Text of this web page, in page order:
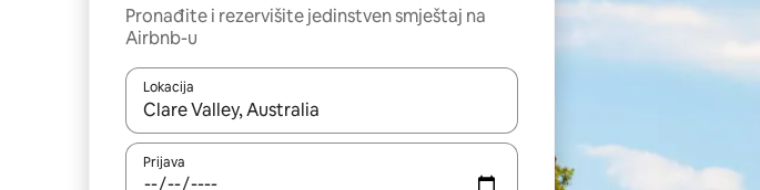
Pronađite i rezervišite jedinstven smještaj na
Airbnb-u
Lokacija
Kad su rezultati dostupni, možete da se krećete kroz njih pomoću strelica nagore i
Prijava